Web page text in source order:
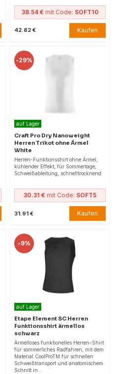
38.54 € mit Code: SOFT10
42.82 € Kaufen
-29%
auf Lager
Craft Pro Dry Nanoweight
Herren Trikot ohne Ärmel
White
Herren-Funktionsshirt ohne Ärmel,
kühlender Effekt, für Sommertage,
Schweißableitung, schnelltrocknend.
30.31 € mit Code: SOFT5
31.91 € Kaufen
-9%
auf Lager
Etape Element SC Herren
Funktionsshirt ärmellos
schwarz
Ärmelloses funktionelles Herren-Shirt
für sommerliches Radfahren, mit dem
Material CoolProTM für schnellen
Schweißtransport und anatomischem
Schnitt in…